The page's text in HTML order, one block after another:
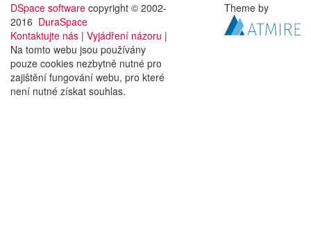
DSpace software copyright © 2002-
2016 DuraSpace
Kontaktujte nás | Vyjádření názoru |
Na tomto webu jsou používány
pouze cookies nezbytně nutné pro
zajištění fungování webu, pro které
není nutné získat souhlas.
Theme by